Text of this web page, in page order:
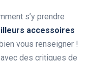
s’y prendre
accessoires
vous renseigner !
des critiques de